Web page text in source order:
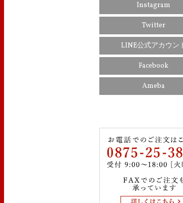
Instagram
Twitter
LINE公式アカウン
Facebook
Ameba